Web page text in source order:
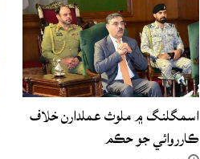
اسمگلنگ ۾ ملوث عملدارن خلاف
ڪارروائي جو حڪم